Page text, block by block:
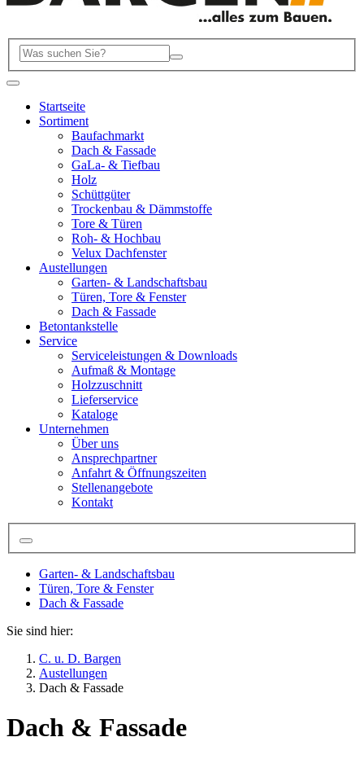
Startseite
Sortiment
Baufachmarkt
Dach & Fassade
GaLa- & Tiefbau
Holz
Schüttgüter
Trockenbau & Dämmstoffe
Tore & Türen
Roh- & Hochbau
Velux Dachfenster
Austellungen
Garten- & Landschaftsbau
Türen, Tore & Fenster
Dach & Fassade
Betontankstelle
Service
Serviceleistungen & Downloads
Aufmaß & Montage
Holzzuschnitt
Lieferservice
Kataloge
Unternehmen
Über uns
Ansprechpartner
Anfahrt & Öffnungszeiten
Stellenangebote
Kontakt
Garten- & Landschaftsbau
Türen, Tore & Fenster
Dach & Fassade
Sie sind hier:
C. u. D. Bargen
Austellungen
Dach & Fassade
Dach & Fassade